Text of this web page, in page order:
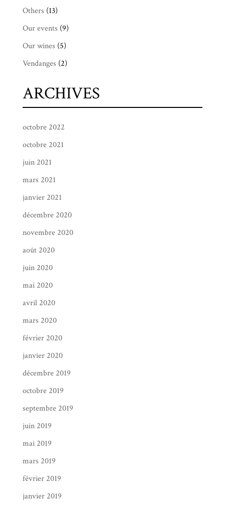
Others (13)
Our events (9)
Our wines (5)
Vendanges (2)
ARCHIVES
octobre 2022
octobre 2021
juin 2021
mars 2021
janvier 2021
décembre 2020
novembre 2020
août 2020
juin 2020
mai 2020
avril 2020
mars 2020
février 2020
janvier 2020
décembre 2019
octobre 2019
septembre 2019
juin 2019
mai 2019
mars 2019
février 2019
janvier 2019